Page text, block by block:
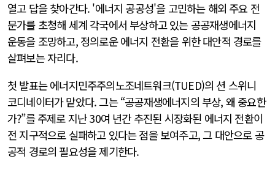
열고 답을 찾아간다. '에너지 공공성'을 고민하는 해외 주요 전
문가를 초청해 세계 각국에서 부상하고 있는 공공재생에너지
운동을 조망하고, 정의로운 에너지 전환을 위한 대안적 경로를
살펴보는 자리다.
첫 발표는 에너지민주주의노조네트워크(TUED)의 션 스위니
코디네이터가 맡았다. 그는 “공공재생에너지의 부상, 왜 중요한
가?”를 주제로 지난 30여 년간 추진된 시장화된 에너지 전환이
전 지구적으로 실패하고 있다는 점을 보여주고, 그 대안으로 공
공적 경로의 필요성을 제기한다.